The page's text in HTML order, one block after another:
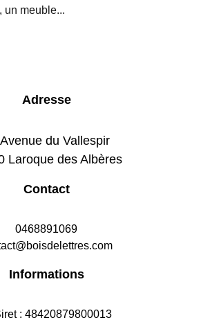
un meuble...
Adresse
du Vallespir
Laroque des Albères
Contact
0468891069
Informations
: 48420879800013